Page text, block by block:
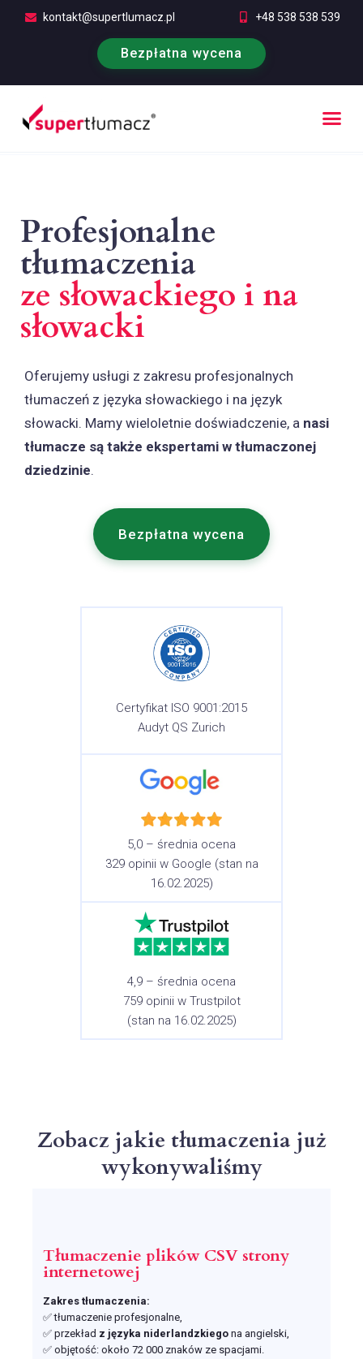
kontakt@supertlumacz.pl +48 538 538 539
Bezpłatna wycena
Profesjonalne
tłumaczenia
ze słowackiego i na
słowacki
Oferujemy usługi z zakresu profesjonalnych
tłumaczeń z języka słowackiego i na język
słowacki. Mamy wieloletnie doświadczenie, a nasi
tłumacze są także ekspertami w tłumaczonej
dziedzinie.
Bezpłatna wycena
Certyfikat ISO 9001:2015
Audyt QS Zurich
5,0 – średnia ocena
329 opinii w Google (stan na
16.02.2025)
4,9 – średnia ocena
759 opinii w Trustpilot
(stan na 16.02.2025)
Zobacz jakie tłumaczenia już
wykonywaliśmy
Tłumaczenie plików CSV strony
internetowej
Zakres tłumaczenia:
✅ tłumaczenie profesjonalne,
✅ przekład z języka niderlandzkiego na angielski,
✅ objętość: około 72 000 znaków ze spacjami.